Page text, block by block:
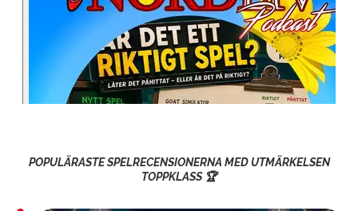
POPULÄRASTE SPELRECENSIONERNA MED UTMÄRKELSEN
TOPPKLASS 🏆